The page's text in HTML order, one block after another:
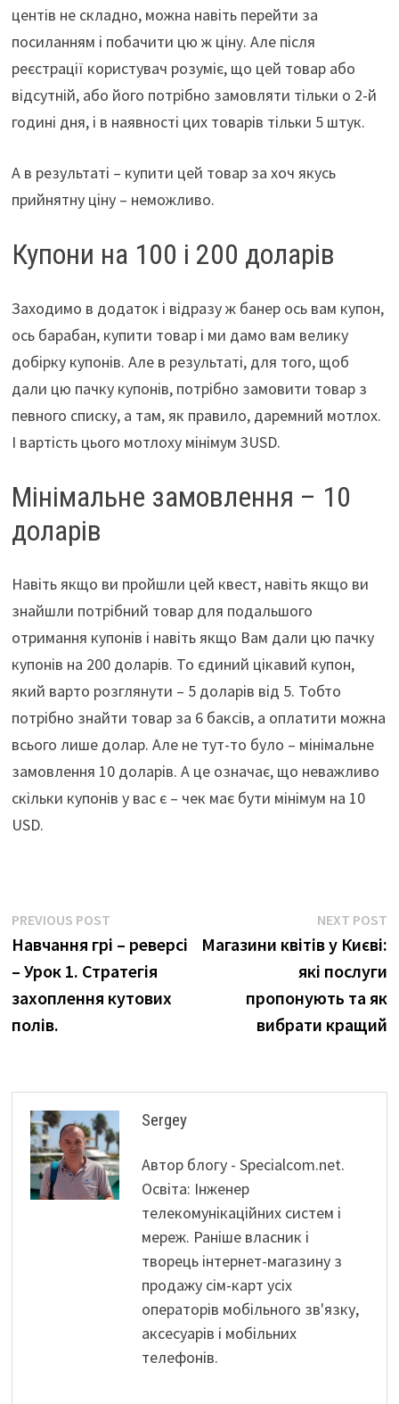
центів не складно, можна навіть перейти за
посиланням і побачити цю ж ціну. Але після
реєстрації користувач розуміє, що цей товар або
відсутній, або його потрібно замовляти тільки о 2-й
годині дня, і в наявності цих товарів тільки 5 штук.
А в результаті – купити цей товар за хоч якусь
прийнятну ціну – неможливо.
Купони на 100 і 200 доларів
Заходимо в додаток і відразу ж банер ось вам купон,
ось барабан, купити товар і ми дамо вам велику
добірку купонів. Але в результаті, для того, щоб
дали цю пачку купонів, потрібно замовити товар з
певного списку, а там, як правило, даремний мотлох.
І вартість цього мотлоху мінімум 3USD.
Мінімальне замовлення – 10
доларів
Навіть якщо ви пройшли цей квест, навіть якщо ви
знайшли потрібний товар для подальшого
отримання купонів і навіть якщо Вам дали цю пачку
купонів на 200 доларів. То єдиний цікавий купон,
який варто розглянути – 5 доларів від 5. Тобто
потрібно знайти товар за 6 баксів, а оплатити можна
всього лише долар. Але не тут-то було – мінімальне
замовлення 10 доларів. А це означає, що неважливо
скільки купонів у вас є – чек має бути мінімум на 10
USD.
Навігація
записів
PREVIOUS POSTPrevious
post:
Навчання грі – реверсі
– Урок 1. Стратегія
захоплення кутових
полів.
NEXT POST
Магазини квітів у Києві:
які послуги
пропонують та як
вибрати кращий
Sergey
Автор блогу - Specialcom.net.
Освіта: Інженер
телекомунікаційних систем і
мереж. Раніше власник і
творець інтернет-магазину з
продажу сім-карт усіх
операторів мобільного зв'язку,
аксесуарів і мобільних
телефонів.